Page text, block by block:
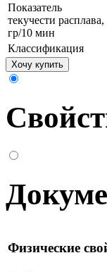
Показатель
текучести расплава,
гр/10 мин
Классификация
Хочу купить
Физические